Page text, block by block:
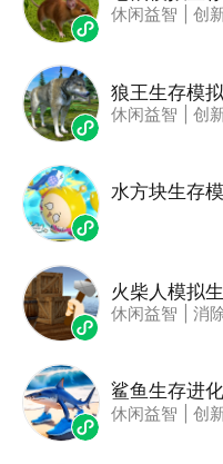
休闲益智 创
狼王生存模
休闲益智 创
水方块生存
火柴人模拟
休闲益智 消
鲨鱼生存进
休闲益智 创